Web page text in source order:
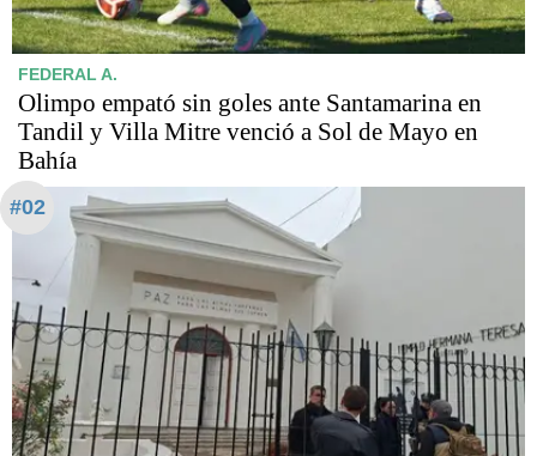
FEDERAL A.
Olimpo empató sin goles ante Santamarina en
Tandil y Villa Mitre venció a Sol de Mayo en
Bahía
#02